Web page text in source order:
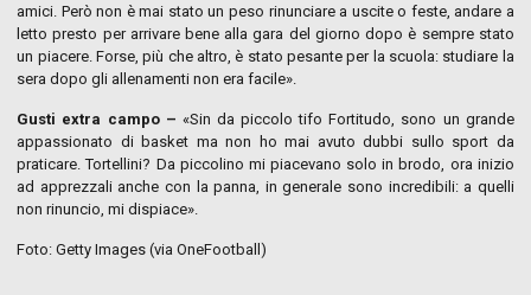
amici. Però non è mai stato un peso rinunciare a uscite o feste, andare a
letto presto per arrivare bene alla gara del giorno dopo è sempre stato
un piacere. Forse, più che altro, è stato pesante per la scuola: studiare la
sera dopo gli allenamenti non era facile».
Gusti extra campo – «Sin da piccolo tifo Fortitudo, sono un grande
appassionato di basket ma non ho mai avuto dubbi sullo sport da
praticare. Tortellini? Da piccolino mi piacevano solo in brodo, ora inizio
ad apprezzali anche con la panna, in generale sono incredibili: a quelli
non rinuncio, mi dispiace».
Foto: Getty Images (via OneFootball)